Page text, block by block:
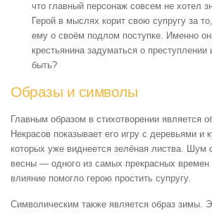
что главный персонаж совсем не хотел
Герой в мыслях корит свою супругу за
ему о своём подлом поступке. Именно
крестьянина задуматься о преступлении
быть?
Образы и символы
Главным образом в стихотворении является
Некрасов показывает его игру с деревьями и
которых уже виднеется зелёная листва. Шум
весны — одного из самых прекрасных
влияние помогло герою простить супругу.
Символическим также является образ зимы.